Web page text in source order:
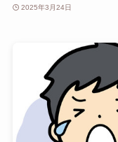
2025年3月24日